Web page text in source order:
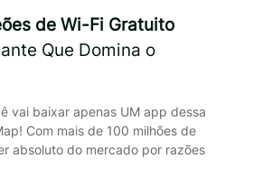
de Wi-Fi Gratuito
Que Domina o
vai baixar apenas UM app dessa
Com mais de 100 milhões de
absoluto do mercado por razões